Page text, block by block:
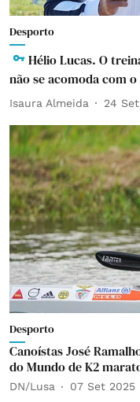
Desporto
Hélio Lucas. O
não se acomoda com o
Isaura Almeida 24
Desporto
Canoístas José
do Mundo de K2
DN/Lusa 07 Set 2025